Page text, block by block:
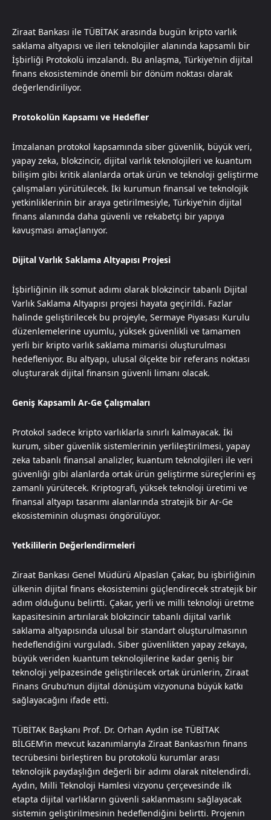
Ziraat Bankası ile TÜBİTAK arasında bugün kripto varlık
saklama altyapısı ve ileri teknolojiler alanında kapsamlı bir
İşbirliği Protokolü imzalandı. Bu anlaşma, Türkiye’nin dijital
finans ekosisteminde önemli bir dönüm noktası olarak
değerlendiriliyor.
Protokolün Kapsamı ve Hedefler
İmzalanan protokol kapsamında siber güvenlik, büyük veri,
yapay zeka, blokzincir, dijital varlık teknolojileri ve kuantum
bilişim gibi kritik alanlarda ortak ürün ve teknoloji geliştirme
çalışmaları yürütülecek. İki kurumun finansal ve teknolojik
yetkinliklerinin bir araya getirilmesiyle, Türkiye’nin dijital
finans alanında daha güvenli ve rekabetçi bir yapıya
kavuşması amaçlanıyor.
Dijital Varlık Saklama Altyapısı Projesi
İşbirliğinin ilk somut adımı olarak blokzincir tabanlı Dijital
Varlık Saklama Altyapısı projesi hayata geçirildi. Fazlar
halinde geliştirilecek bu projeyle, Sermaye Piyasası Kurulu
düzenlemelerine uyumlu, yüksek güvenlikli ve tamamen
yerli bir kripto varlık saklama mimarisi oluşturulması
hedefleniyor. Bu altyapı, ulusal ölçekte bir referans noktası
oluşturarak dijital finansın güvenli limanı olacak.
Geniş Kapsamlı Ar-Ge Çalışmaları
Protokol sadece kripto varlıklarla sınırlı kalmayacak. İki
kurum, siber güvenlik sistemlerinin yerlileştirilmesi, yapay
zeka tabanlı finansal analizler, kuantum teknolojileri ile veri
güvenliği gibi alanlarda ortak ürün geliştirme süreçlerini eş
zamanlı yürütecek. Kriptografi, yüksek teknoloji üretimi ve
finansal altyapı tasarımı alanlarında stratejik bir Ar-Ge
ekosisteminin oluşması öngörülüyor.
Yetkililerin Değerlendirmeleri
Ziraat Bankası Genel Müdürü Alpaslan Çakar, bu işbirliğinin
ülkenin dijital finans ekosistemini güçlendirecek stratejik bir
adım olduğunu belirtti. Çakar, yerli ve milli teknoloji üretme
kapasitesinin artırılarak blokzincir tabanlı dijital varlık
saklama altyapısında ulusal bir standart oluşturulmasının
hedeflendiğini vurguladı. Siber güvenlikten yapay zekaya,
büyük veriden kuantum teknolojilerine kadar geniş bir
teknoloji yelpazesinde geliştirilecek ortak ürünlerin, Ziraat
Finans Grubu’nun dijital dönüşüm vizyonuna büyük katkı
sağlayacağını ifade etti.
TÜBİTAK Başkanı Prof. Dr. Orhan Aydın ise TÜBİTAK
BİLGEM’in mevcut kazanımlarıyla Ziraat Bankası’nın finans
tecrübesini birleştiren bu protokolü kurumlar arası
teknolojik paydaşlığın değerli bir adımı olarak nitelendirdi.
Aydın, Milli Teknoloji Hamlesi vizyonu çerçevesinde ilk
etapta dijital varlıkların güvenli saklanmasını sağlayacak
sistemin geliştirilmesinin hedeflendiğini belirtti. Projenin